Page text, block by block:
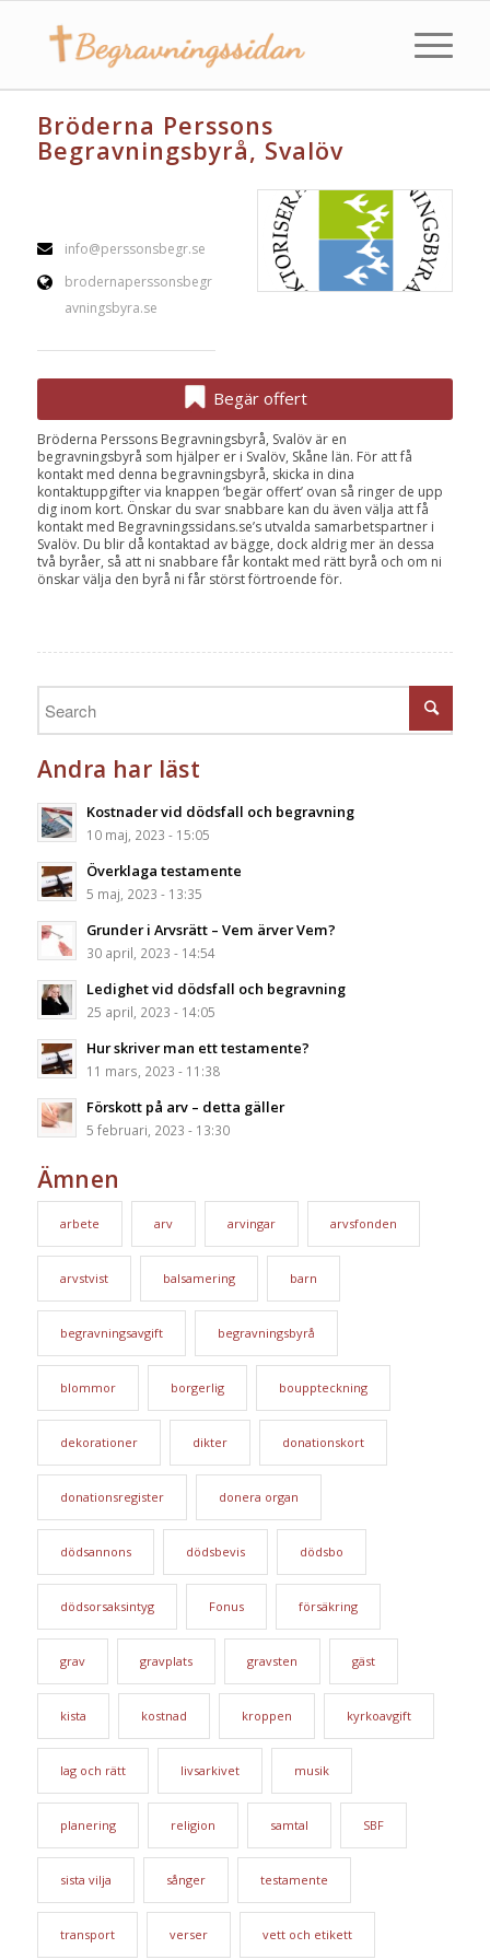
Bröderna Perssons
Begravningsbyrå, Svalöv
info@perssonsbegr.se
brodernaperssonsbegr
avningsbyra.se
Begär offert
Bröderna Perssons Begravningsbyrå, Svalöv är en
begravningsbyrå som hjälper er i Svalöv, Skåne län. För att få
kontakt med denna begravningsbyrå, skicka in dina
kontaktuppgifter via knappen ’begär offert’ ovan så ringer de upp
dig inom kort. Önskar du svar snabbare kan du även välja att få
kontakt med Begravningssidans.se’s utvalda samarbetspartner i
Svalöv. Du blir då kontaktad av bägge, dock aldrig mer än dessa
två byråer, så att ni snabbare får kontakt med rätt byrå och om ni
önskar välja den byrå ni får störst förtroende för.
Andra har läst
Kostnader vid dödsfall och begravning
10 maj, 2023 - 15:05
Överklaga testamente
5 maj, 2023 - 13:35
Grunder i Arvsrätt – Vem ärver Vem?
30 april, 2023 - 14:54
Ledighet vid dödsfall och begravning
25 april, 2023 - 14:05
Hur skriver man ett testamente?
11 mars, 2023 - 11:38
Förskott på arv – detta gäller
5 februari, 2023 - 13:30
Ämnen
arbete arv arvingar arvsfonden
arvstvist balsamering barn
begravningsavgift begravningsbyrå
blommor borgerlig bouppteckning
dekorationer dikter donationskort
donationsregister donera organ
dödsannons dödsbevis dödsbo
dödsorsaksintyg Fonus försäkring
grav gravplats gravsten gäst
kista kostnad kroppen kyrkoavgift
lag och rätt livsarkivet musik
planering religion samtal SBF
sista vilja sånger testamente
transport verser vett och etikett